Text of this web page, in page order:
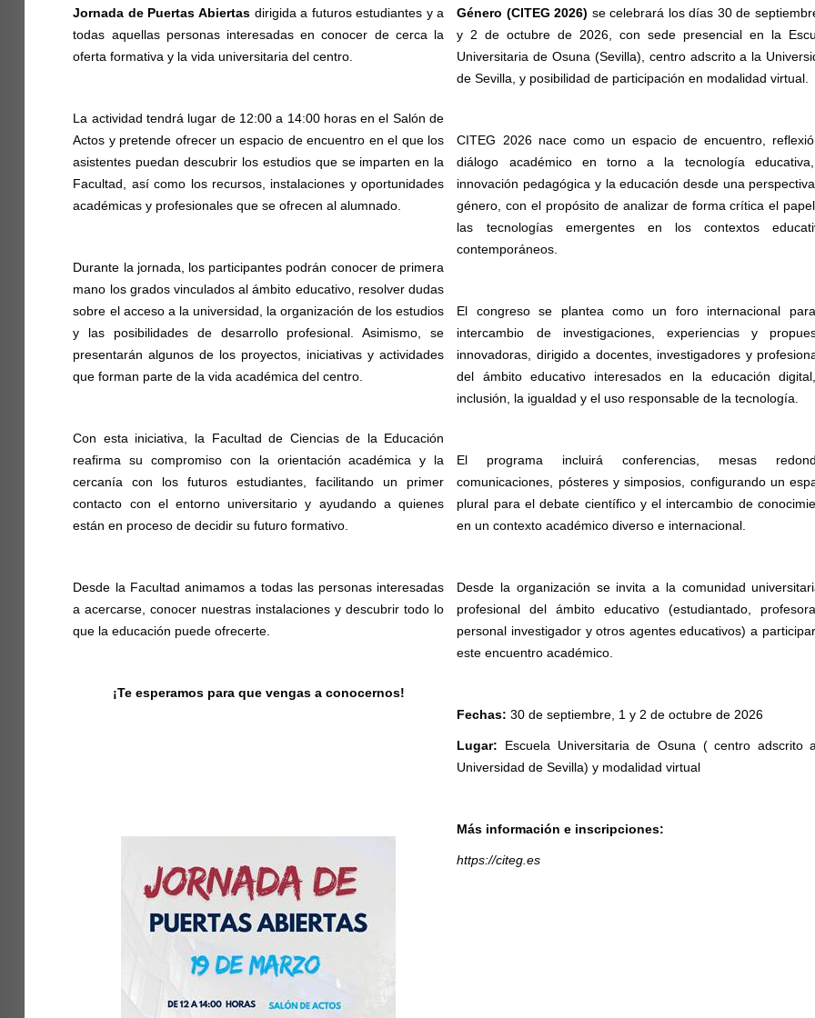
Jornada de Puertas Abiertas dirigida a futuros estudiantes y a
todas aquellas personas interesadas en conocer de cerca la
oferta formativa y la vida universitaria del centro.
La actividad tendrá lugar de 12:00 a 14:00 horas en el Salón de
Actos y pretende ofrecer un espacio de encuentro en el que los
asistentes puedan descubrir los estudios que se imparten en la
Facultad, así como los recursos, instalaciones y oportunidades
académicas y profesionales que se ofrecen al alumnado.
Durante la jornada, los participantes podrán conocer de primera
mano los grados vinculados al ámbito educativo, resolver dudas
sobre el acceso a la universidad, la organización de los estudios
y las posibilidades de desarrollo profesional. Asimismo, se
presentarán algunos de los proyectos, iniciativas y actividades
que forman parte de la vida académica del centro.
Con esta iniciativa, la Facultad de Ciencias de la Educación
reafirma su compromiso con la orientación académica y la
cercanía con los futuros estudiantes, facilitando un primer
contacto con el entorno universitario y ayudando a quienes
están en proceso de decidir su futuro formativo.
Desde la Facultad animamos a todas las personas interesadas
a acercarse, conocer nuestras instalaciones y descubrir todo lo
que la educación puede ofrecerte.
¡Te esperamos para que vengas a conocernos!
Género (CITEG 2026) se celebrará los días 30 de
y 2 de octubre de 2026, con sede presencial en la
Universitaria de Osuna (Sevilla), centro adscrito a la
de Sevilla, y posibilidad de participación en modalidad virtual.
CITEG 2026 nace como un espacio de encuentro,
diálogo académico en torno a la tecnología
innovación pedagógica y la educación desde una
género, con el propósito de analizar de forma crítica el
las tecnologías emergentes en los contextos
contemporáneos.
El congreso se plantea como un foro internacional
intercambio de investigaciones, experiencias y
innovadoras, dirigido a docentes, investigadores y
del ámbito educativo interesados en la educación
inclusión, la igualdad y el uso responsable de la tecnología.
El programa incluirá conferencias, mesas
comunicaciones, pósteres y simposios, configurando un
plural para el debate científico y el intercambio de
en un contexto académico diverso e internacional.
Desde la organización se invita a la comunidad
profesional del ámbito educativo (estudiantado,
personal investigador y otros agentes educativos) a
este encuentro académico.
Fechas: 30 de septiembre, 1 y 2 de octubre de 2026
Lugar: Escuela Universitaria de Osuna ( centro adscrito
Universidad de Sevilla) y modalidad virtual
Más información e inscripciones:
https://citeg.es